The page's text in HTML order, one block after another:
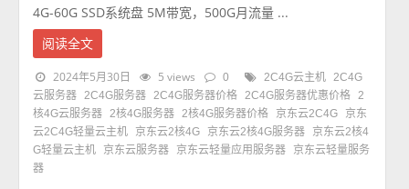
4G-60G SSD系统盘 5M带宽，500G月流量 ...
阅读全文
2024年5月30日 5 views 0 2C4G云主机
2C4G
云服务器
2C4G服务器 2C4G服务器价格 2C4G服务器优惠价格
2
核4G云服务器
2核4G服务器 2核4G服务器价格 京东云2C4G
京东
云2C4G轻量云主机
京东云2核4G 京东云2核4G服务器
京东云2核4
G轻量云主机
京东云服务器 京东云轻量应用服务器
京东云轻量服务
器